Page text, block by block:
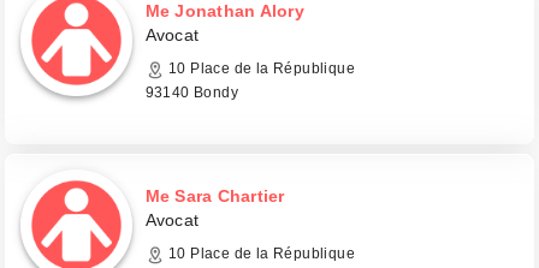
Me Jonathan Alory
Avocat
10 Place de la République
93140 Bondy
Me Sara Chartier
Avocat
10 Place de la République